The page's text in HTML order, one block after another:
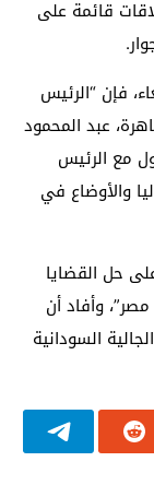
قائمة على
فإن “الرئيس
عبد المحمود
مع الرئيس
والأوضاع في
حل القضايا
وأفاد أن
السودانية